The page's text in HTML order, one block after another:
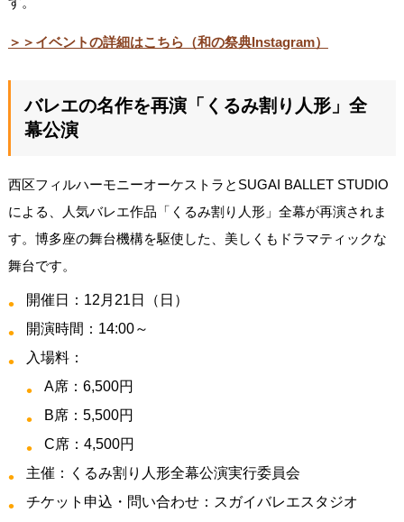
＞＞イベントの詳細はこちら（和の祭典Instagram）
バレエの名作を再演「くるみ割り人形」全
幕公演
西区フィルハーモニーオーケストラとSUGAI BALLET STUDIO
による、人気バレエ作品「くるみ割り人形」全幕が再演されま
す。博多座の舞台機構を駆使した、美しくもドラマティックな
舞台です。
開催日：12月21日（日）
開演時間：14:00～
入場料：
A席：6,500円
B席：5,500円
C席：4,500円
主催：くるみ割り人形全幕公演実行委員会
チケット申込・問い合わせ：スガイバレエスタジオ